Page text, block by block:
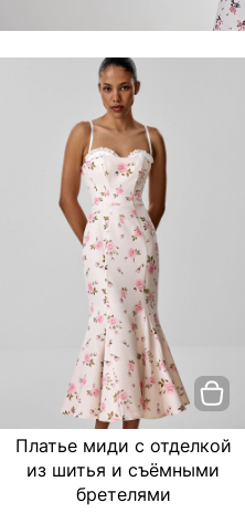
Платье миди с отделкой
из шитья и съёмными
бретелями